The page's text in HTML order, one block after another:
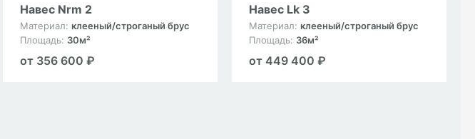
Навес Nrm 2
Материал: клееный/строганый брус
Площадь: 30м²
от 356 600 ₽
Навес Lk 3
Материал: клееный/строганый брус
Площадь: 36м²
от 449 400 ₽